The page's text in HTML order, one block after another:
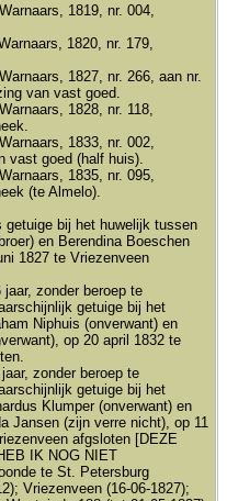
1819, nr. 004,
1820, nr. 179,
1827, nr. 266, aan nr.
van vast goed.
1828, nr. 118,
1833, nr. 002,
vast goed (half huis).
1835, nr. 095,
(te Almelo).
getuige bij het huwelijk tussen
en Berendina Boeschen
1827 te Vriezenveen
jaar, zonder beroep te
getuige bij het
Niphuis (onverwant) en
op 20 april 1832 te
zonder beroep te
getuige bij het
Klumper (onverwant) en
Jansen (zijn verre nicht), op 11
afgsloten [DEZE
IK NOG NIET
te St. Petersburg
Vriezenveen (16-06-1827);